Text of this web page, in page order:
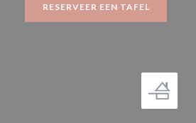
RESERVEER EEN TAFEL